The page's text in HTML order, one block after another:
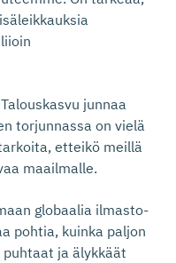
junnaa
torjunnassa on vielä
etteikö meillä
maailmalle.
globaalia ilmasto-
pohtia, kuinka paljon
ja älykkäät